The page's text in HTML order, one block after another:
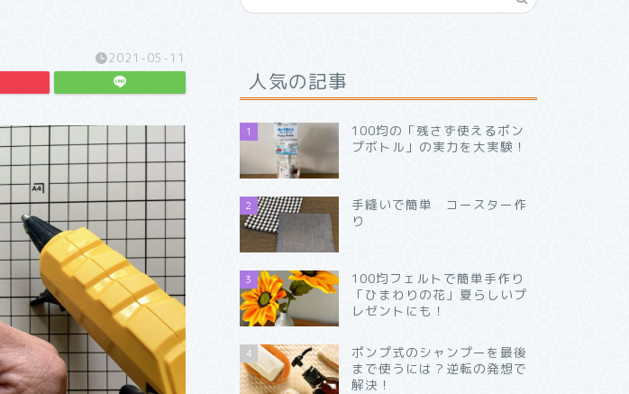
2021-05-11
人気の記事
1
100均の「残さず使えるポン
プボトル」の実力を大実験！
2
手縫いで簡単 コースター作
り
3
100均フェルトで簡単手作り
「ひまわりの花」夏らしいプ
レゼントにも！
4
ポンプ式のシャンプーを最後
まで使うには？逆転の発想で
解決！